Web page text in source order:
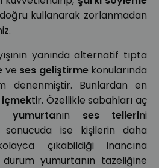
kullanarak zorlanmadan
yanında alternatif tıpta
ve ses geliştirmekonularında
denenmiştir. Bunlardan en
tir. Özellikle sabahları aç
yumurtanın ses tellerini
sonucuda ise kişilerin daha
çıkabildiği inancına
durum yumurtanın tazeliğine